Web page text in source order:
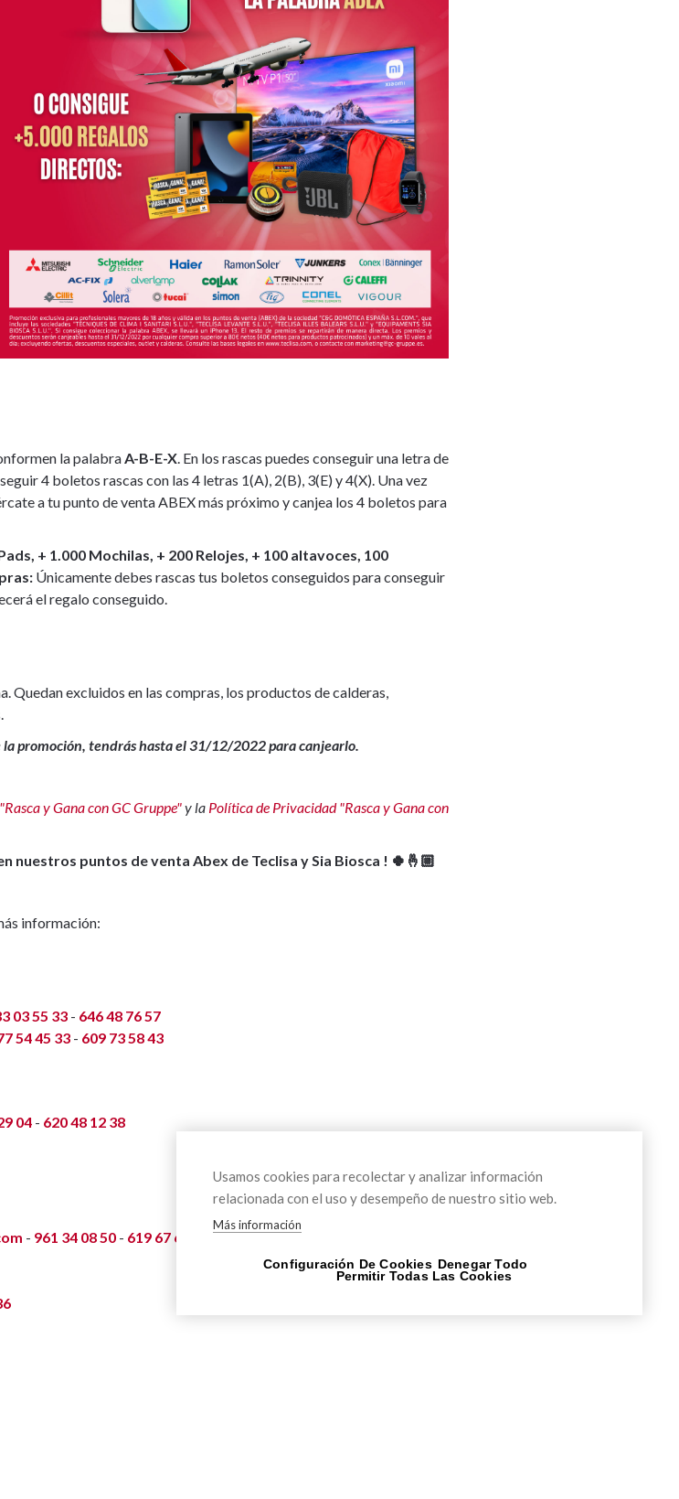
la palabraA-B-E-X. En los rascas puedes conseguir una letra de
4 boletos rascas con las 4 letras 1(A), 2(B), 3(E) y 4(X). Una vez
a tu punto de venta ABEX más próximo y canjea los 4 boletos para
+ 1.000 Mochilas, + 200 Relojes, + 100 altavoces, 100
Únicamente debes rascas tus boletos conseguidos para conseguir
el regalo conseguido.
Quedan excluidos en las compras, los productos de calderas,
la promoción, tendrás hasta el 31/12/2022 para canjearlo.
y Gana con GC Gruppe"y la Política de Privacidad "Rasca y Gana con
nuestros puntos de venta Abex de Teclisa y Sia Biosca ! 🍀🤞🏼
información:
03 55 33 - 646 48 76 57
54 45 33 - 609 73 58 43
04 - 620 48 12 38
- 961 34 08 50 - 619 67 64 13
Usamos cookies para recolectar y analizar información
relacionada con el uso y desempeño de nuestro sitio web.
Más información
Configuración De Cookies Denegar Todo
Permitir Todas Las Cookies